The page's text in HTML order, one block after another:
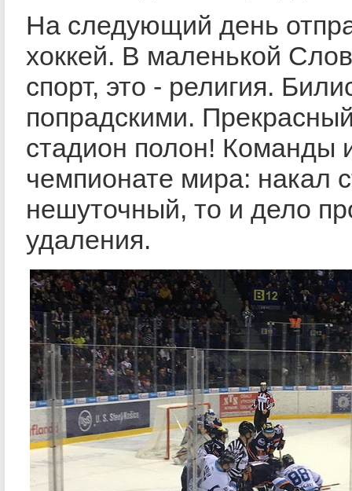
На следующий день
хоккей. В маленькой
спорт, это - религия.
попрадскими.
стадион полон! Команды
чемпионате мира: накал
нешуточный, то и дело
удаления.